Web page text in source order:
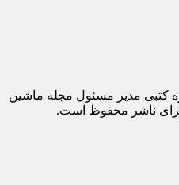
کتبی مدیر مسئول مجله ماشین
ناشر محفوظ است.